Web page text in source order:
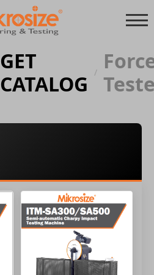
GET
CATALOG
/